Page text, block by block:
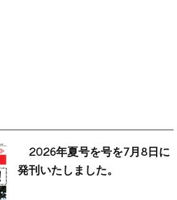
2026年夏号を号を7月8日に
発刊いたしました。